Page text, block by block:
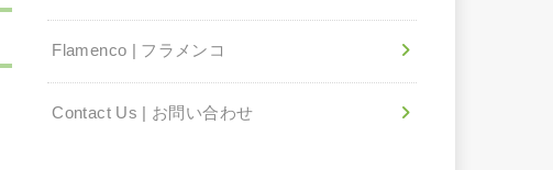
Flamenco | フラメンコ
Contact Us | お問い合わせ